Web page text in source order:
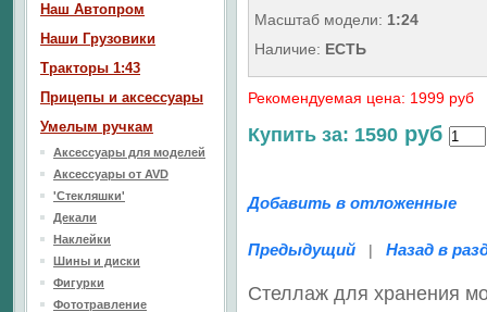
Масштаб модели: 1:24
Наличие: ЕСТЬ
Рекомендуемая цена: 1999 руб
Купить за: 1590 руб
Добавить в отложенные
Предыдущий | Назад в
Стеллаж для хранения
Наш Aвтопром
Наши Грузовики
Тракторы 1:43
Прицепы и аксессуары
Умелым ручкам
Аксессуары для моделей
Аксессуары от AVD
'Стекляшки'
Декали
Наклейки
Шины и диски
Фигурки
Фототравление